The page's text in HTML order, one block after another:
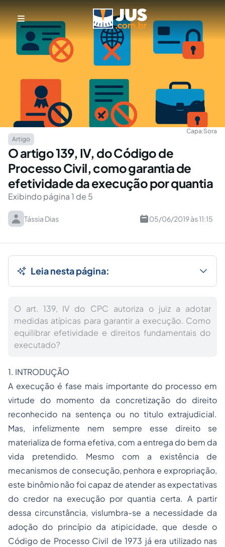
Capa:Sora
Artigo
O artigo 139, IV, do Código de
Processo Civil, como garantia de
efetividade da execução por quantia
Exibindo página 1 de 5
Tássia Dias 05/06/2019 às 11:15
Leia nesta página:
O art. 139, IV do CPC autoriza o juiz a adotar
medidas atípicas para garantir a execução. Como
equilibrar efetividade e direitos fundamentais do
executado?
1. INTRODUÇÃO
A execução é fase mais importante do processo em
virtude do momento da concretização do direito
reconhecido na sentença ou no titulo extrajudicial.
Mas, infelizmente nem sempre esse direito se
materializa de forma efetiva, com a entrega do bem da
vida pretendido. Mesmo com a existência de
mecanismos de consecução, penhora e expropriação,
este binômio não foi capaz de atender as expectativas
do credor na execução por quantia certa. A partir
dessa circunstância, vislumbra-se a necessidade da
adoção do princípio da atipicidade, que desde o
Código de Processo Civil de 1973 já era utilizado nas